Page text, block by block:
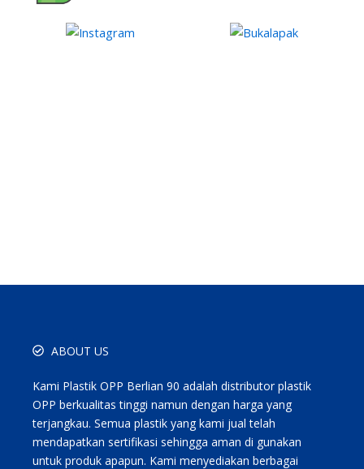
ABOUT US
Kami Plastik OPP Berlian 90 adalah distributor plastik
OPP berkualitas tinggi namun dengan harga yang
terjangkau. Semua plastik yang kami jual telah
mendapatkan sertifikasi sehingga aman di gunakan
untuk produk apapun. Kami menyediakan berbagai